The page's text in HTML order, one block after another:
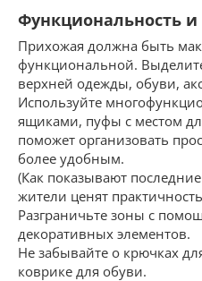
Функциональность
Прихожая должна быть
функциональной.
верхней одежды, обуви,
Используйте
ящиками, пуфы с местом
поможет организовать
более удобным.
(Как показывают
жители ценят
Разграничьте зоны с
декоративных элементов.
Не забывайте о крючках
коврике для обуви.